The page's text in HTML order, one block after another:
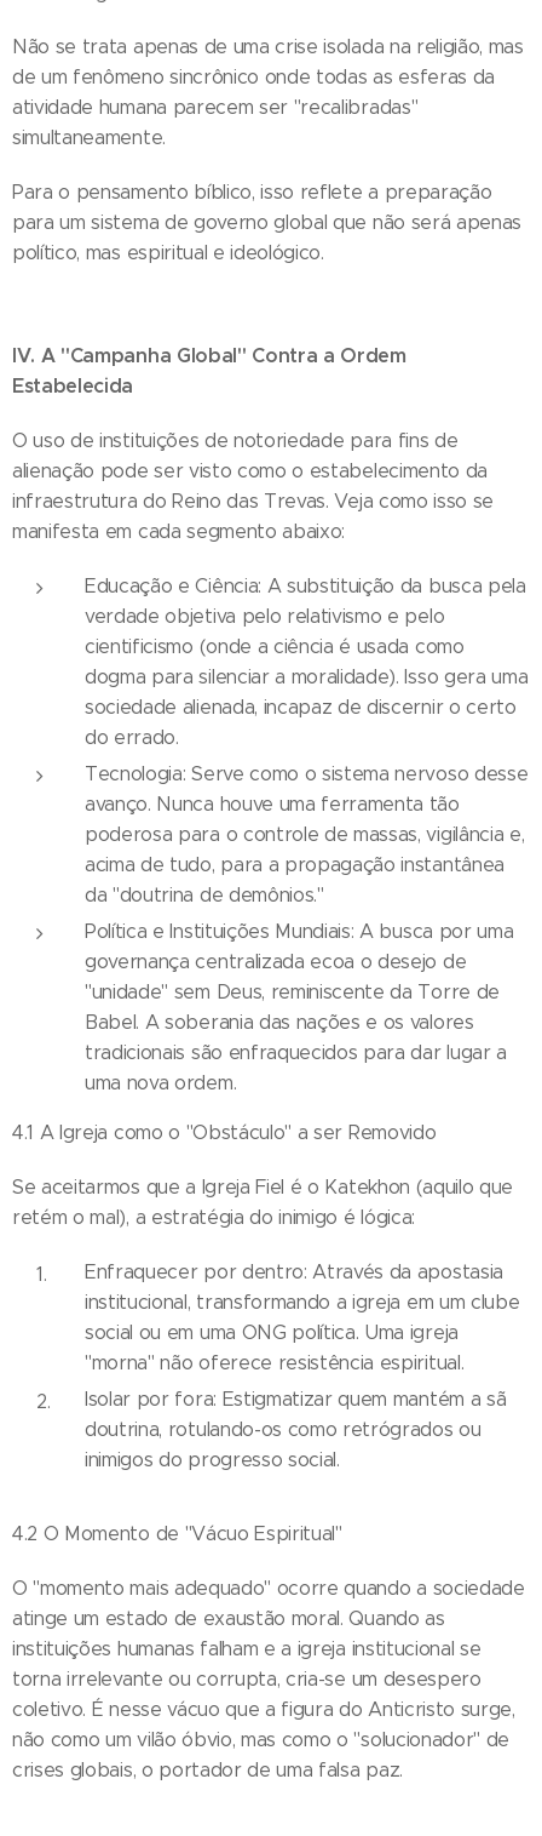
Não se trata apenas de uma crise isolada na religião, mas
de um fenômeno sincrônico onde todas as esferas da
atividade humana parecem ser "recalibradas"
simultaneamente.
Para o pensamento bíblico, isso reflete a preparação
para um sistema de governo global que não será apenas
político, mas espiritual e ideológico.
IV. A "Campanha Global" Contra a Ordem
Estabelecida
O uso de instituições de notoriedade para fins de
alienação pode ser visto como o estabelecimento da
infraestrutura do Reino das Trevas. Veja como isso se
manifesta em cada segmento abaixo:
Educação e Ciência: A substituição da busca pela
verdade objetiva pelo relativismo e pelo
cientificismo (onde a ciência é usada como
dogma para silenciar a moralidade). Isso gera uma
sociedade alienada, incapaz de discernir o certo
do errado.
Tecnologia: Serve como o sistema nervoso desse
avanço. Nunca houve uma ferramenta tão
poderosa para o controle de massas, vigilância e,
acima de tudo, para a propagação instantânea
da "doutrina de demônios."
Política e Instituições Mundiais: A busca por uma
governança centralizada ecoa o desejo de
"unidade" sem Deus, reminiscente da Torre de
Babel. A soberania das nações e os valores
tradicionais são enfraquecidos para dar lugar a
uma nova ordem.
4.1 A Igreja como o "Obstáculo" a ser Removido
Se aceitarmos que a Igreja Fiel é o Katekhon (aquilo que
retém o mal), a estratégia do inimigo é lógica:
Enfraquecer por dentro: Através da apostasia
institucional, transformando a igreja em um clube
social ou em uma ONG política. Uma igreja
"morna" não oferece resistência espiritual.
Isolar por fora: Estigmatizar quem mantém a sã
doutrina, rotulando-os como retrógrados ou
inimigos do progresso social.
4.2 O Momento de "Vácuo Espiritual"
O "momento mais adequado" ocorre quando a sociedade
atinge um estado de exaustão moral. Quando as
instituições humanas falham e a igreja institucional se
torna irrelevante ou corrupta, cria-se um desespero
coletivo. É nesse vácuo que a figura do Anticristo surge,
não como um vilão óbvio, mas como o "solucionador" de
crises globais, o portador de uma falsa paz.